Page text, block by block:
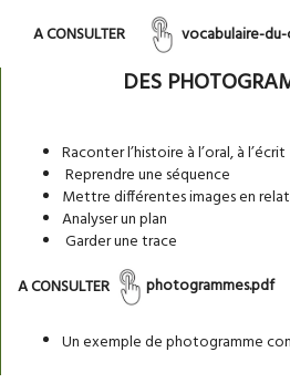
A CONSULTER
vocabulaire-
DES
Raconter l’histoire à l’oral, à l’écrit
Reprendre une séquence
Mettre différentes images en
Analyser un plan
Garder une trace
A CONSULTER
photogrammes.pdf
Un exemple de photogramme